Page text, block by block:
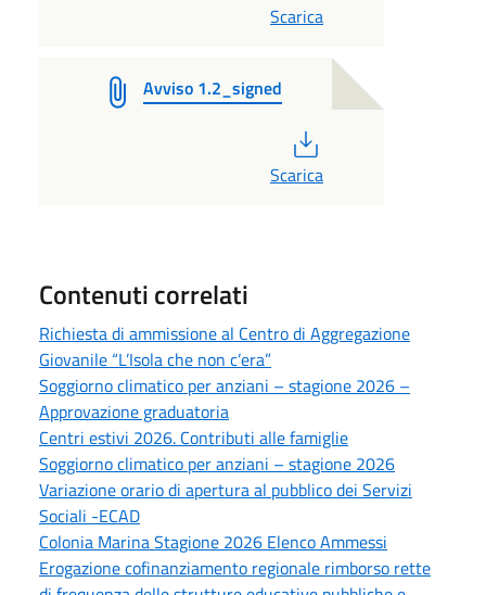
Scarica
Avviso 1.2_signed
Scarica
Contenuti correlati
Richiesta di ammissione al Centro di Aggregazione
Giovanile “L’Isola che non c’era”
Soggiorno climatico per anziani – stagione 2026 –
Approvazione graduatoria
Centri estivi 2026. Contributi alle famiglie
Soggiorno climatico per anziani – stagione 2026
Variazione orario di apertura al pubblico dei Servizi
Sociali -ECAD
Colonia Marina Stagione 2026 Elenco Ammessi
Erogazione cofinanziamento regionale rimborso rette